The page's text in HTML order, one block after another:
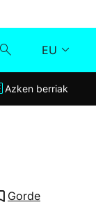
EU
Klisk
Azken berriak
Gorde